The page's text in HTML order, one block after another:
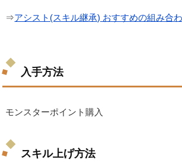
⇒アシスト(スキル継承) おすすめの組み合
入手方法
モンスターポイント購入
スキル上げ方法